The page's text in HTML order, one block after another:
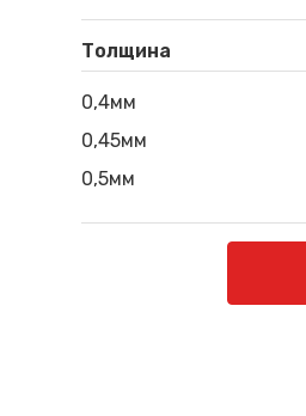
Толщина
0,4мм
0,45мм
0,5мм